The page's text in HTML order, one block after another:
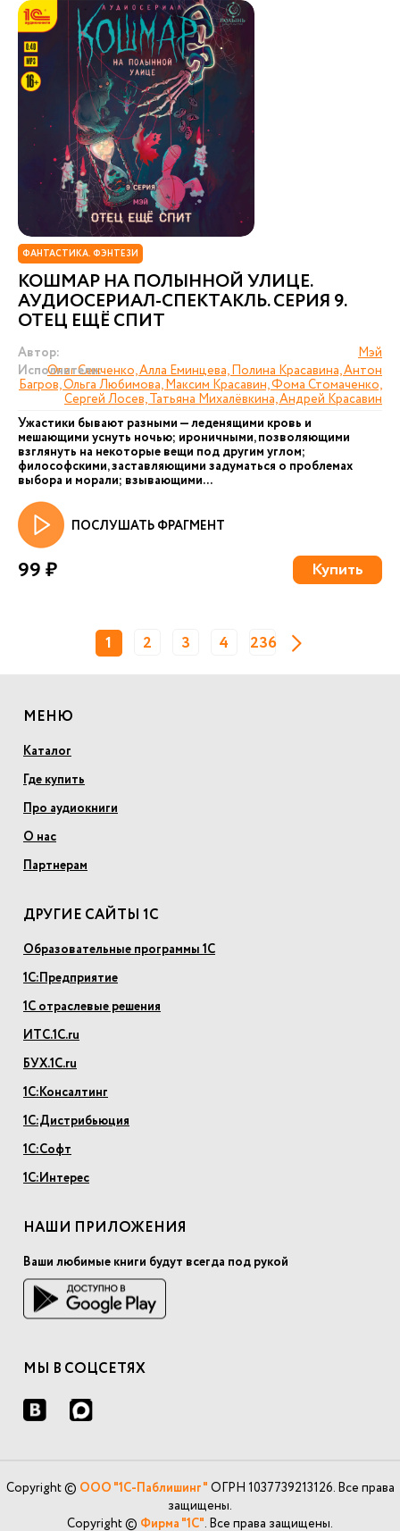
ФАНТАСТИКА. ФЭНТЕЗИ
КОШМАР НА ПОЛЫННОЙ УЛИЦЕ.
АУДИОСЕРИАЛ-СПЕКТАКЛЬ. СЕРИЯ 9.
ОТЕЦ ЕЩЁ СПИТ
Автор:
Мэй
Исполнители:
Олег Сенченко, Алла Еминцева, Полина Красавина, Антон
Багров, Ольга Любимова, Максим Красавин, Фома Стомаченко,
Сергей Лосев, Татьяна Михалёвкина, Андрей Красавин
Ужастики бывают разными — леденящими кровь и
мешающими уснуть ночью; ироничными, позволяющими
взглянуть на некоторые вещи под другим углом;
философскими, заставляющими задуматься о проблемах
выбора и морали; взывающими...
ПОСЛУШАТЬ ФРАГМЕНТ
99 ₽ Купить
1 2 3 4 236
МЕНЮ
Каталог
Где купить
Про аудиокниги
О нас
Партнерам
ДРУГИЕ САЙТЫ 1С
Образовательные программы 1С
1С:Предприятие
1С отраслевые решения
ИТС.1С.ru
БУХ.1С.ru
1С:Консалтинг
1С:Дистрибьюция
1С:Софт
1С:Интерес
НАШИ ПРИЛОЖЕНИЯ
Ваши любимые книги будут всегда под рукой
МЫ В СОЦСЕТЯХ
Copyright © ООО "1С-Паблишинг" ОГРН 1037739213126. Все права
защищены.
Copyright © Фирма "1С". Все права защищены.